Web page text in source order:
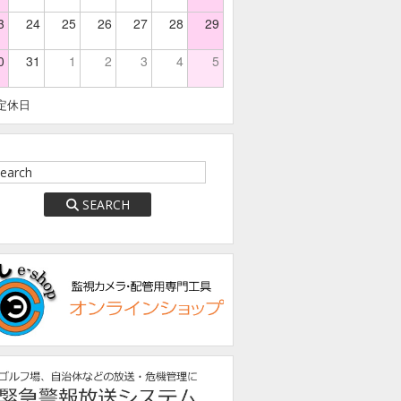
24 25 26 27 28 29
31 1 2 3 4 5
休日
SEARCH